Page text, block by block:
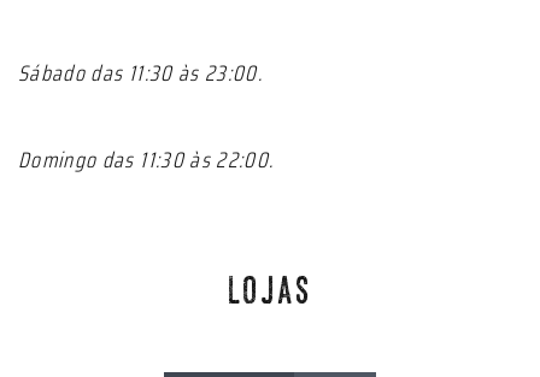
Sábado das 11:30 às 23:00.
Domingo das 11:30 às 22:00.
LOJAS